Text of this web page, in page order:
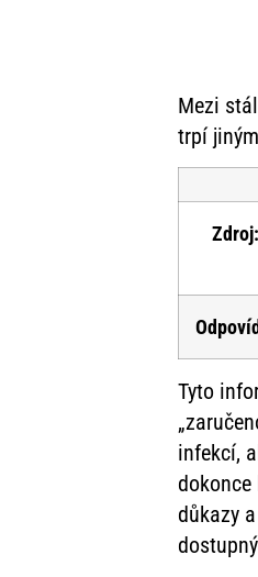
Mezi
trpí
Zdroj:
Tyto
infekcí,
důkazy